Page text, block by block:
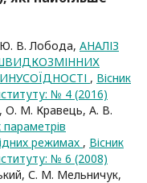
В. Лобода, АНАЛІЗ
, Вісник
№ 4 (2016)
О. М. Кравець, А. В.
режимах , Вісник
№ 6 (2008)
С. М. Мельничук,